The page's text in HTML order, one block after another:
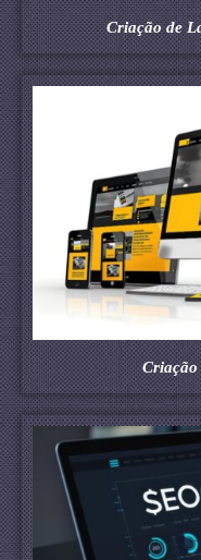
Criação de
Criação